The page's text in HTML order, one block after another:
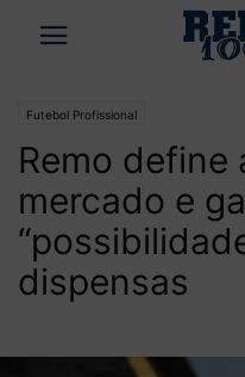
Futebol Profissional
Remo define
mercado e
dispensas